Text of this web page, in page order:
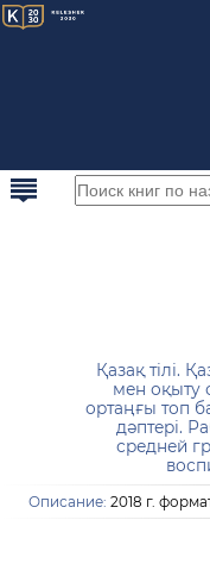
Қазақ тілі.
мен оқыту
ортаңғы топ
дәптері.
средней
Описание: 2018 г.